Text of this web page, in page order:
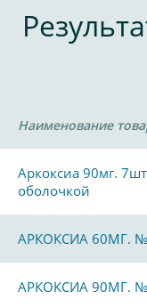
Наименование
Аркоксиа 90мг.
оболочкой
АРКОКСИА 60МГ.
АРКОКСИА 90МГ.